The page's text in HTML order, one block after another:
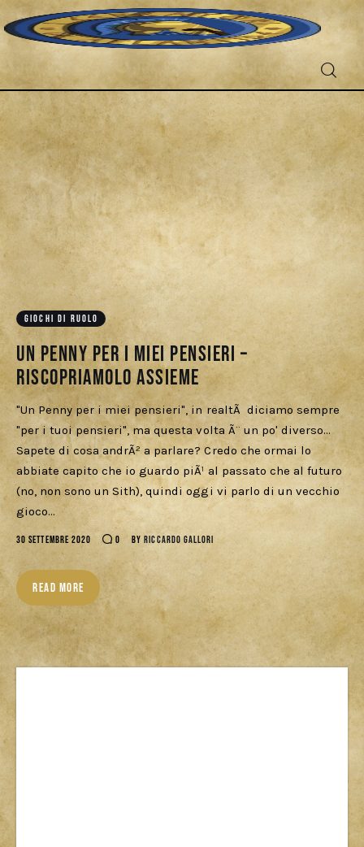
Fantascienza
Fantasy
Games
Recensioni
Libri e fumetti
Cercatori
Download
GIOCHI DI RUOLO
Un Penny per I Miei Pensieri –
Riscopriamolo assieme
"Un Penny per i miei pensieri", in realtÃ diciamo sempre
"per i tuoi pensieri", ma questa volta Ã¨ un po' diverso...
Sapete di cosa andrÃ² a parlare? Credo che ormai lo
abbiate capito che io guardo piÃ¹ al passato che al futuro
(no, non sono un Sith), quindi oggi vi parlo di un vecchio
gioco…
30 SETTEMBRE 2020 0 BY RICCARDO GALLORI
READ MORE